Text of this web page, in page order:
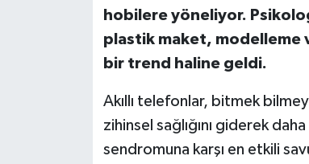
hobilere yöneliyor.
plastik maket, modelleme
bir trend haline geldi.
Akıllı telefonlar, bitmek
zihinsel sağlığını giderek
sendromuna karşı en etkili